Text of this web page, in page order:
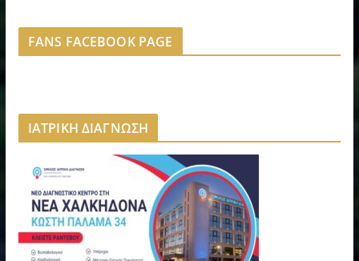
FANS FACEBOOK PAGE
ΙΑΤΡΙΚΗ ΔΙΑΓΝΩΣΗ